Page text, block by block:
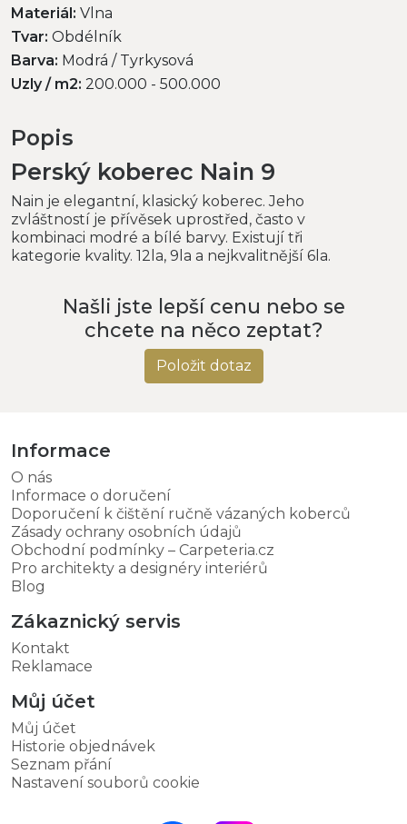
Materiál: Vlna
Tvar: Obdélník
Barva: Modrá / Tyrkysová
Uzly / m2: 200.000 - 500.000
Popis
Perský koberec Nain 9
Nain je elegantní, klasický koberec. Jeho
zvláštností je přívěsek uprostřed, často v
kombinaci modré a bílé barvy. Existují tři
kategorie kvality. 12la, 9la a nejkvalitnější 6la.
Našli jste lepší cenu nebo se
chcete na něco zeptat?
Položit dotaz
Informace
O nás
Informace o doručení
Doporučení k čištění ručně vázaných koberců
Zásady ochrany osobních údajů
Obchodní podmínky – Carpeteria.cz
Pro architekty a designéry interiérů
Blog
Zákaznický servis
Kontakt
Reklamace
Můj účet
Můj účet
Historie objednávek
Seznam přání
Nastavení souborů cookie